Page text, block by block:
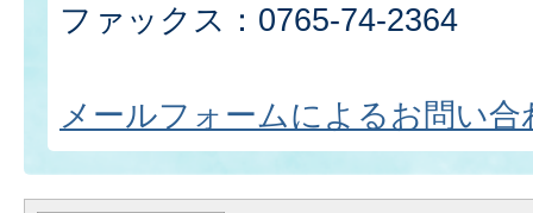
ファックス：0765-74-2364
メールフォームによるお問い合